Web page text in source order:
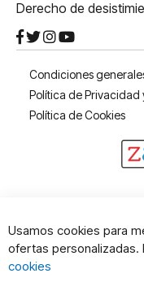
Derecho de
Condiciones
Política de Privacidad
Política de Cookies
Usamos cookies para
ofertas personalizadas.
cookies